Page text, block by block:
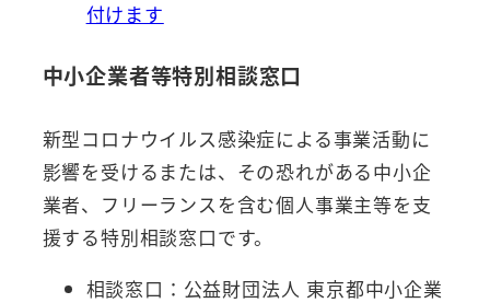
付けます
中小企業者等特別相談窓口
新型コロナウイルス感染症による事業活動に
影響を受けるまたは、その恐れがある中小企
業者、フリーランスを含む個人事業主等を支
援する特別相談窓口です。
相談窓口：公益財団法人 東京都中小企業